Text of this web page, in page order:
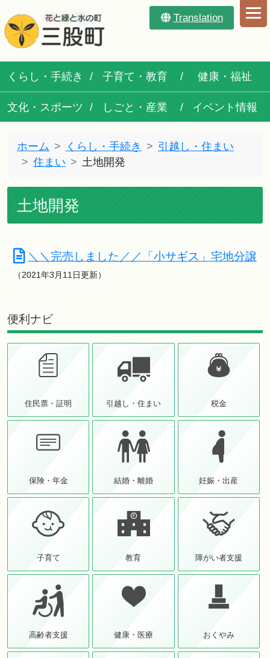
Translation
くらし・手続き 子育て・教育 健康・福祉
文化・スポーツ しごと・産業 イベント情報
ホーム くらし・手続き
引越し・住まい
住まい
土地開発
土地開発
＼＼完売しました／／「小サギス」宅地分譲
（2021年3月11日更新）
便利ナビ
住民票・証明 引越し・住まい 税金
保険・年金 結婚・離婚 妊娠・出産
子育て 教育 障がい者支援
高齢者支援 健康・医療 おくやみ